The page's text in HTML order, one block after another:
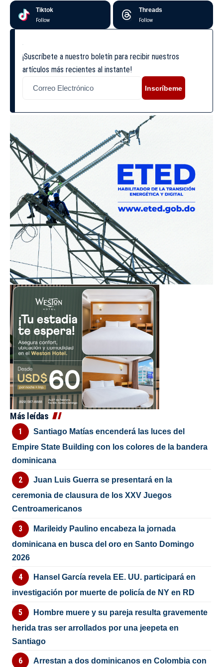
Tiktok
Follow
Threads
Follow
¡Suscríbete a nuestro boletín para recibir nuestros
artículos más recientes al instante!
Inscríbeme
Más leídas
Santiago Matías encenderá las luces del
Empire State Building con los colores de la bandera
dominicana
Juan Luis Guerra se presentará en la
ceremonia de clausura de los XXV Juegos
Centroamericanos
Marileidy Paulino encabeza la jornada
dominicana en busca del oro en Santo Domingo
2026
Hansel García revela EE. UU. participará en
investigación por muerte de policía de NY en RD
Hombre muere y su pareja resulta gravemente
herida tras ser arrollados por una jeepeta en
Santiago
Arrestan a dos dominicanos en Colombia con